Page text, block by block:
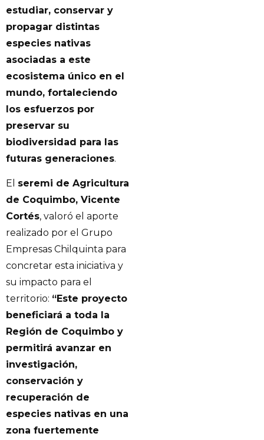
estudiar, conservar y
propagar distintas
especies nativas
asociadas a este
ecosistema único en el
mundo, fortaleciendo
los esfuerzos por
preservar su
biodiversidad para las
futuras generaciones.
El seremi de Agricultura
de Coquimbo, Vicente
Cortés, valoró el aporte
realizado por el Grupo
Empresas Chilquinta para
concretar esta iniciativa y
su impacto para el
territorio: “Este proyecto
beneficiará a toda la
Región de Coquimbo y
permitirá avanzar en
investigación,
conservación y
recuperación de
especies nativas en una
zona fuertemente